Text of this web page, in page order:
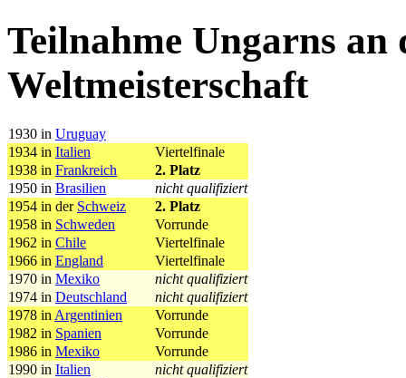
Teilnahme Ungarns an
Weltmeisterschaft
1930 in Uruguay
1934 in Italien
Viertelfinale
1938 in Frankreich
2. Platz
1950 in Brasilien
nicht qualifiziert
1954 in der Schweiz
2. Platz
1958 in Schweden
Vorrunde
1962 in Chile
Viertelfinale
1966 in England
Viertelfinale
1970 in Mexiko
nicht qualifiziert
1974 in Deutschland
nicht qualifiziert
1978 in Argentinien
Vorrunde
1982 in Spanien
Vorrunde
1986 in Mexiko
Vorrunde
1990 in Italien
nicht qualifiziert